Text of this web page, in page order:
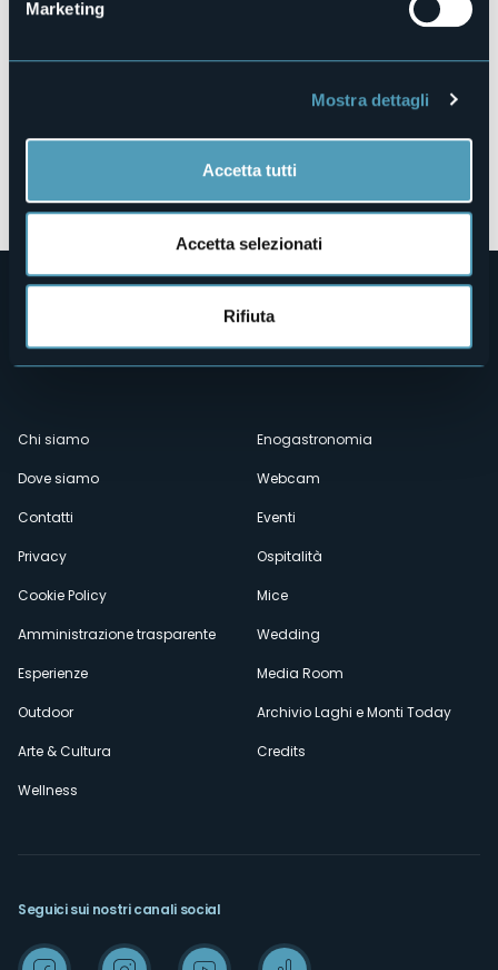
Marketing
Mostra dettagli
Accetta tutti
Accetta selezionati
Rifiuta
Menù
secondario
Chi siamo
Dove siamo
Contatti
Privacy
Cookie Policy
Amministrazione trasparente
Esperienze
Outdoor
Arte & Cultura
Wellness
Enogastronomia
Webcam
Eventi
Ospitalità
Mice
Wedding
Media Room
Archivio Laghi e Monti Today
Credits
Seguici sui nostri canali social